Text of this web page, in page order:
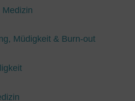
Medizin
Müdigkeit & Burn-out